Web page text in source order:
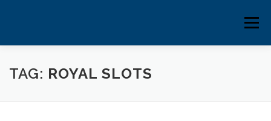
Menu
HOME REGISTRAZIONE
TAG: ROYAL SLOTS